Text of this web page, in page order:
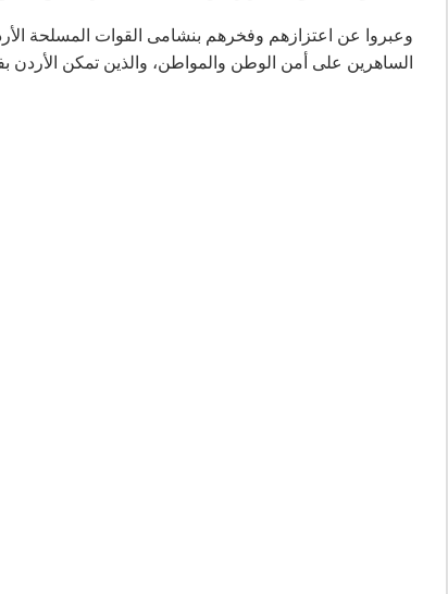
وعبروا عن اعتزازهم وفخرهم بنشامى القوات المسلحة
الساهرين على أمن الوطن والمواطن، والذين تمكن الأردن